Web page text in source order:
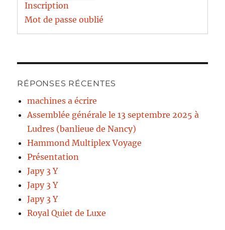
Inscription
Mot de passe oublié
RÉPONSES RÉCENTES
machines a écrire
Assemblée générale le 13 septembre 2025 à
Ludres (banlieue de Nancy)
Hammond Multiplex Voyage
Présentation
Japy 3 Y
Japy 3 Y
Japy 3 Y
Royal Quiet de Luxe